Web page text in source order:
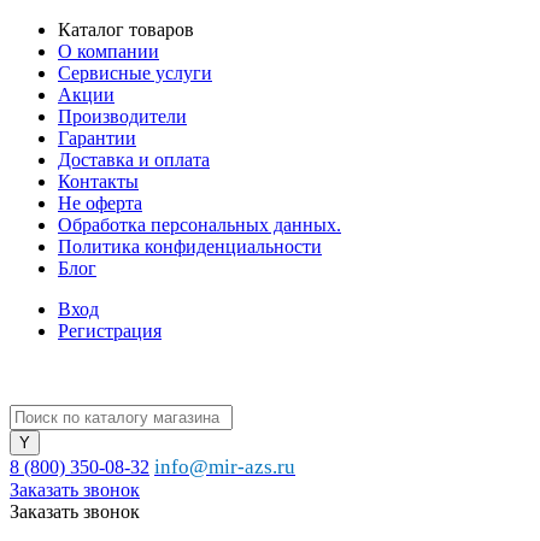
Каталог товаров
О компании
Сервисные услуги
Акции
Производители
Гарантии
Доставка и оплата
Контакты
Не оферта
Обработка персональных данных.
Политика конфиденциальности
Блог
Вход
Регистрация
8 (800) 350-08-32 info@mir-azs.ru
Заказать звонок
Заказать звонок